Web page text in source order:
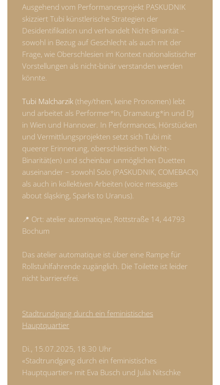
Ausgehend vom Performanceprojekt PASKUDNIK
skizziert Tubi künstlerische Strategien der
Desidentifikation und verhandelt Nicht-Binarität –
sowohl in Bezug auf Geschlecht als auch mit der
Frage, wie Oberschlesien im Kontext nationalistischer
Vorstellungen als nicht-binär verstanden werden
könnte.
Tubi Malcharzik (they/them, keine Pronomen) lebt
und arbeitet als Performer*in, Dramaturg*in und DJ
in Wien und Hannover. In Performances, Hörstücken
und Vermittlungsprojekten setzt sich Tubi mit
queerer Erinnerung, oberschlesischen Nicht-
Binarität(en) und scheinbar unmöglichen Duetten
auseinander – sowohl Solo (PASKUDNIK, COMEBACK)
als auch in kollektiven Arbeiten (voice messages
about śląsking, Sparks to Uranus).
📍 Ort: atelier automatique, Rottstraße 14, 44793
Bochum
Das atelier automatique ist über eine Rampe für
Rollstuhlfahrende zugänglich. Die Toilette ist leider
nicht barrierefrei.
Stadtrundgang durch ein feministisches
Hauptquartier
Di., 15.07.2025, 18.30 Uhr
«Stadtrundgang durch ein feministisches
Hauptquartier» mit Eva Busch und Julia Nitschke